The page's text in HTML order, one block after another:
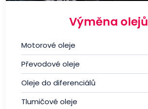
Výměna olejů
Motorové oleje
Převodové oleje
Oleje do diferenciálů
Tlumičové oleje